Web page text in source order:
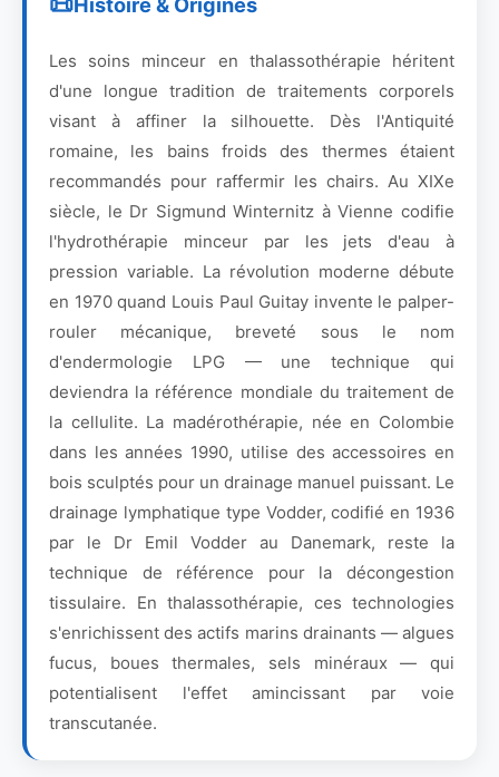
Les soins minceur en thalassothérapie héritent
d'une longue tradition de traitements corporels
visant à affiner la silhouette. Dès l'Antiquité
romaine, les bains froids des thermes étaient
recommandés pour raffermir les chairs. Au XIXe
siècle, le Dr Sigmund Winternitz à Vienne codifie
l'hydrothérapie minceur par les jets d'eau à
pression variable. La révolution moderne débute
en 1970 quand Louis Paul Guitay invente le palper-
rouler mécanique, breveté sous le nom
d'endermologie LPG — une technique qui
deviendra la référence mondiale du traitement de
la cellulite. La madérothérapie, née en Colombie
dans les années 1990, utilise des accessoires en
bois sculptés pour un drainage manuel puissant. Le
drainage lymphatique type Vodder, codifié en 1936
par le Dr Emil Vodder au Danemark, reste la
technique de référence pour la décongestion
tissulaire. En thalassothérapie, ces technologies
s'enrichissent des actifs marins drainants — algues
fucus, boues thermales, sels minéraux — qui
potentialisent l'effet amincissant par voie
transcutanée.